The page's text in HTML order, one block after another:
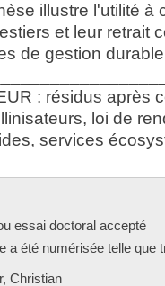
illustre l'utilité à
et leur retrait
de gestion
: résidus après
loi de
services
essai doctoral accepté
a été numérisée telle que
Christian